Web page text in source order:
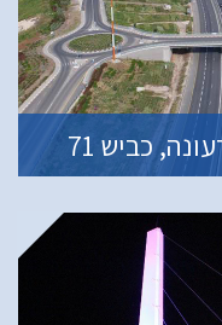
כביש 71